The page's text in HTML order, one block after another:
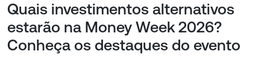
Quais investimentos alternativos
estarão na Money Week 2026?
Conheça os destaques do evento